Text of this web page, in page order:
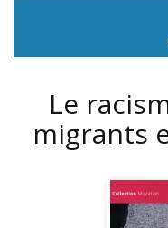
Le
migrants